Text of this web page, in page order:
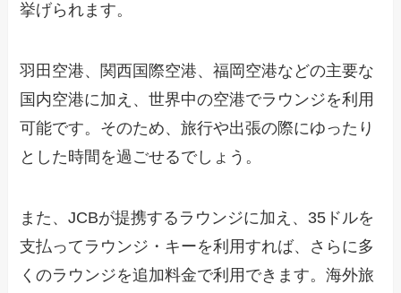
挙げられます。
羽田空港、関西国際空港、福岡空港などの主要な
国内空港に加え、世界中の空港でラウンジを利用
可能です。そのため、旅行や出張の際にゆったり
とした時間を過ごせるでしょう。
また、JCBが提携するラウンジに加え、35ドルを
支払ってラウンジ・キーを利用すれば、さらに多
くのラウンジを追加料金で利用できます。海外旅